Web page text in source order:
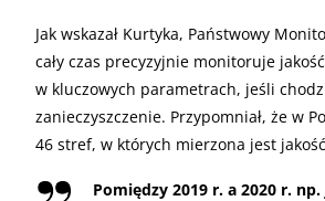
Jak wskazał Kurtyka, Państwowy
cały czas precyzyjnie monitoruje
w kluczowych parametrach, jeśli
zanieczyszczenie. Przypomniał, że w
46 stref, w których mierzona jest
Pomiędzy 2019 r. a 2020 r.